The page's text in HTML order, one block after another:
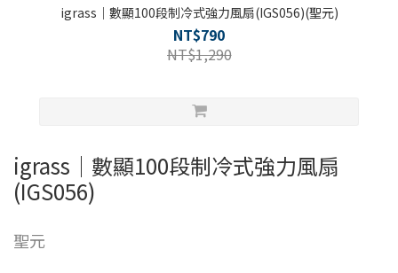
igrass｜數顯100段制冷式強力風扇(IGS056)(聖元)
NT$790
NT$1,290
igrass｜數顯100段制冷式強力風扇
(IGS056)
聖元